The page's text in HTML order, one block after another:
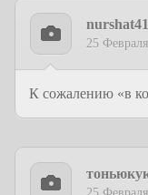
nurshat41
25
К сожалению «в